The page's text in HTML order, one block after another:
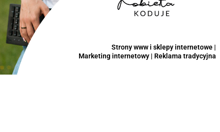
Strony www i sklepy internetowe |
Marketing internetowy | Reklama tradycyjna